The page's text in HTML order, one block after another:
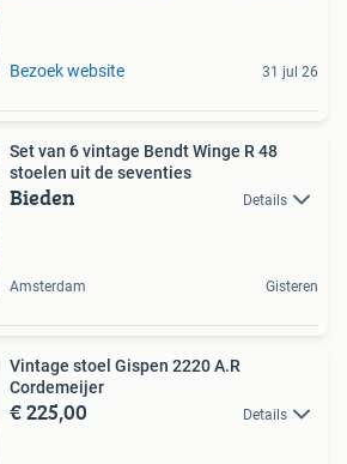
Bezoek website 31 jul 26
Set van 6 vintage Bendt Winge R 48
stoelen uit de seventies
Bieden Details
Amsterdam Gisteren
Vintage stoel Gispen 2220 A.R
Cordemeijer
€ 225,00 Details